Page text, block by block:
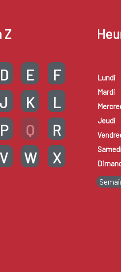
Z
D E
F
J K
L
P Q
R
V W
X
Lundi
Mardi
Jeudi